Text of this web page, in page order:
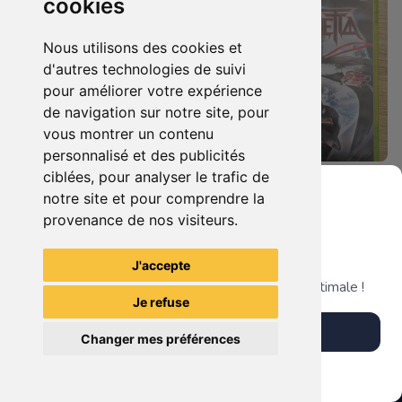
cookies
Nous utilisons des cookies et
d'autres technologies de suivi
pour améliorer votre expérience
de navigation sur notre site, pour
vous montrer un contenu
personnalisé et des publicités
ciblées, pour analyser le trafic de
notre site et pour comprendre la
provenance de nos visiteurs.
J'accepte
Je refuse
Changer mes préférences
7.90 € 0
Duo : The Elder Scrolls Iv - Oblivion + Bioshock Xbox 360
9.90 €
Bayonetta Xbox 360
TheGamingR83
Grenier du Geek
Télécharge notre app pour une expérience optimale !
Télécharger l'app